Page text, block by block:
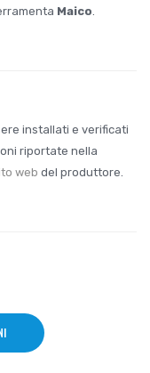
Maico
installati e verificati
riportate nella
web del produttore.